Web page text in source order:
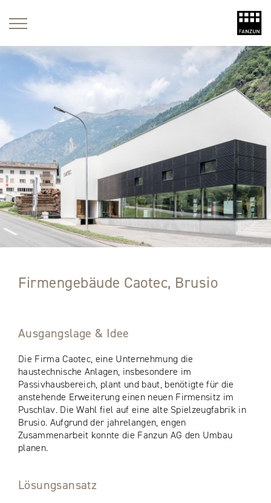
Firmengebäude Caotec, Brusio
Ausgangslage & Idee
Die Firma Caotec, eine Unternehmung die
haustechnische Anlagen, insbesondere im
Passivhausbereich, plant und baut, benötigte für die
anstehende Erweiterung einen neuen Firmensitz im
Puschlav. Die Wahl fiel auf eine alte Spielzeugfabrik in
Brusio. Aufgrund der jahrelangen, engen
Zusammenarbeit konnte die Fanzun AG den Umbau
planen.
Lösungsansatz